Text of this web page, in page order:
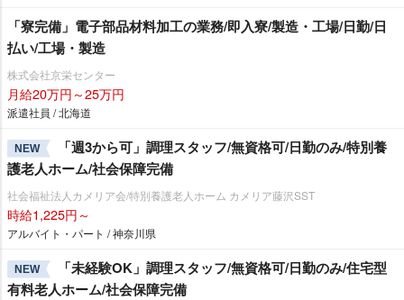
「寮完備」電子部品材料加工の業務/即入寮/製造・工場/日勤/日
払い/工場・製造
株式会社京栄センター
月給20万円～25万円
派遣社員 / 北海道
NEW
「週3から可」調理スタッフ/無資格可/日勤のみ/特別養
護老人ホーム/社会保障完備
社会福祉法人カメリア会/特別養護老人ホーム カメリア藤沢SST
時給1,225円～
アルバイト・パート / 神奈川県
NEW
「未経験OK」調理スタッフ/無資格可/日勤のみ/住宅型
有料老人ホーム/社会保障完備